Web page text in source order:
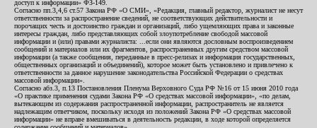
доступ к информации» ФЗ-149.
Согласно пп.3,4,6 ст.57 Закона РФ «О СМИ», «Редакция, главный редактор, журналист не несут
ответственности за распространение сведений, не соответствующих действительности и
порочащих честь и достоинство граждан и организаций, либо ущемляющих права и законные
интересы граждан, либо представляющих собой злоупотребление свободой массовой
информации и (или) правами журналиста: ...если они являются дословным воспроизведением
сообщений и материалов или их фрагментов, распространенных другим средством массовой
информации (а также сообщения, переданные в пресс-релизах и информация государственных,
общественных организаций и объединений), которое может быть установлено и привлечено к
ответственности за данное нарушение законодательства Российской Федерации о средствах
массовой информации».
Согласно абз.3, п.13 Постановления Пленума Верховного Суда РФ №16 от 15 июня 2010 года
«О практике применения судами Закона РФ «О средствах массовой информации», «по делам,
вытекающим из содержания распространенной информации, распространитель не является
надлежащим ответчиком, поскольку исходя из положений Закона РФ «О средствах массовой
информации» не вправе вмешиваться в деятельность редакции, в ходе которой определяется